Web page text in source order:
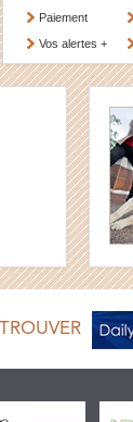
Paiement
Vos alertes +